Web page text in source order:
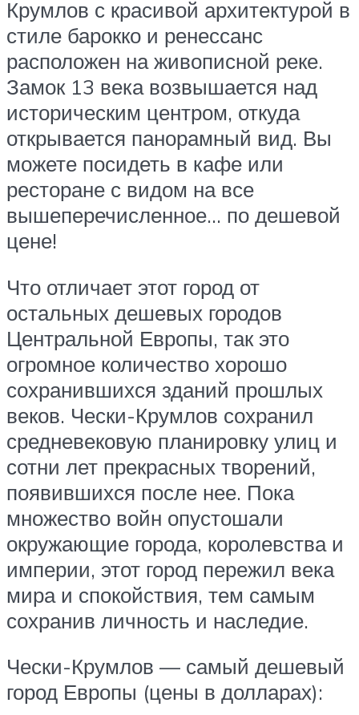
Крумлов с красивой архитектурой в
стиле барокко и ренессанс
расположен на живописной реке.
Замок 13 века возвышается над
историческим центром, откуда
открывается панорамный вид. Вы
можете посидеть в кафе или
ресторане с видом на все
вышеперечисленное… по дешевой
цене!
Что отличает этот город от
остальных дешевых городов
Центральной Европы, так это
огромное количество хорошо
сохранившихся зданий прошлых
веков. Чески-Крумлов сохранил
средневековую планировку улиц и
сотни лет прекрасных творений,
появившихся после нее. Пока
множество войн опустошали
окружающие города, королевства и
империи, этот город пережил века
мира и спокойствия, тем самым
сохранив личность и наследие.
Чески-Крумлов — самый дешевый
город Европы (цены в долларах):